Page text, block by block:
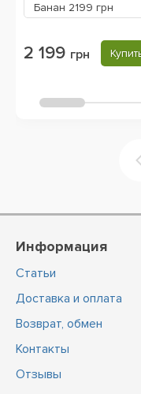
Банан 2199 грн
2 199 грн
Информация
Статьи
Доставка и оплата
Возврат, обмен
Контакты
Отзывы